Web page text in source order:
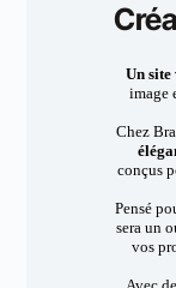
Un
image
Chez
conçus
Pensé
sera un
vos